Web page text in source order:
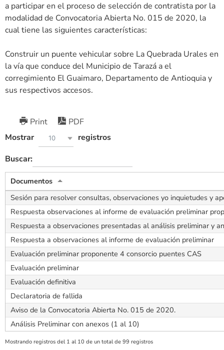
a participar en el proceso de selección de contratista por la
modalidad de Convocatoria Abierta No. 015 de 2020, la
cual tiene las siguientes características:
Construir un puente vehicular sobre La Quebrada Urales en
la vía que conduce del Municipio de Tarazá a el
corregimiento El Guaimaro, Departamento de Antioquia y
sus respectivos accesos.
Print
PDF
Mostrar
10
registros
Buscar:
Documentos
Sesión para resolver consultas, observaciones yo inquietudes y
Respuesta observaciones al informe de evaluación preliminar
Respuesta a observaciones presentadas al análisis preliminar y
Respuesta a observaciones al informe de evaluación preliminar
Evaluación preliminar proponente 4 consorcio puentes CAS
Evaluación preliminar
Evaluación definitiva
Declaratoria de fallida
Aviso de la Convocatoria Abierta No. 015 de 2020.
Análisis Preliminar con anexos (1 al 10)
Mostrando registros del 1 al 10 de un total de 99 registros